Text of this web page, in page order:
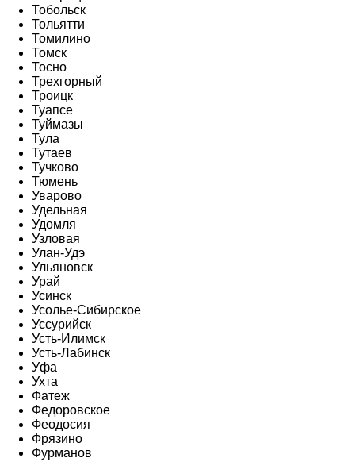
Тобольск
Тольятти
Томилино
Томск
Тосно
Трехгорный
Троицк
Туапсе
Туймазы
Тула
Тутаев
Тучково
Тюмень
Уварово
Удельная
Удомля
Узловая
Улан-Удэ
Ульяновск
Урай
Усинск
Усолье-Сибирское
Уссурийск
Усть-Илимск
Усть-Лабинск
Уфа
Ухта
Фатеж
Федоровское
Феодосия
Фрязино
Фурманов